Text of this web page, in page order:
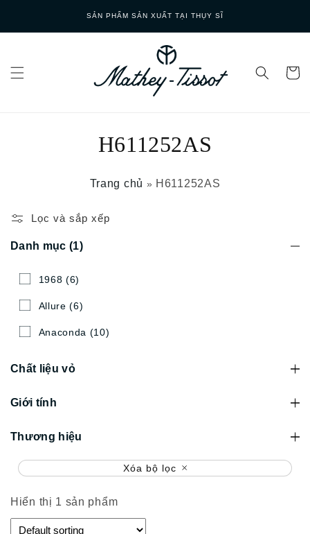
SẢN PHẨM SẢN XUẤT TẠI THỤY SĨ
H611252AS
Trang chủ » H611252AS
Lọc và sắp xếp
Danh mục (1)
1968 (6)
Allure (6)
Anaconda (10)
Chất liệu vỏ
Giới tính
Thương hiệu
Xóa bộ lọc
Hiển thị 1 sản phẩm